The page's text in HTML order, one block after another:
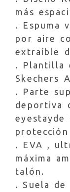
más
. Espuma
por aire
extraíble
. Plantilla
Skechers
. Parte
deportiva
eyestayde
. EVA ,
máxima
talón.
. Suela